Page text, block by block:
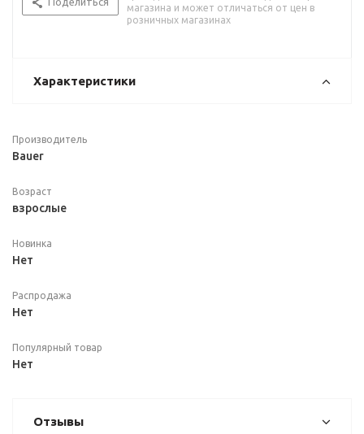
магазина и может отличаться от цен в
розничных магазинах
Характеристики
Производитель
Bauer
Возраст
взрослые
Новинка
Нет
Распродажа
Нет
Популярный товар
Нет
Отзывы